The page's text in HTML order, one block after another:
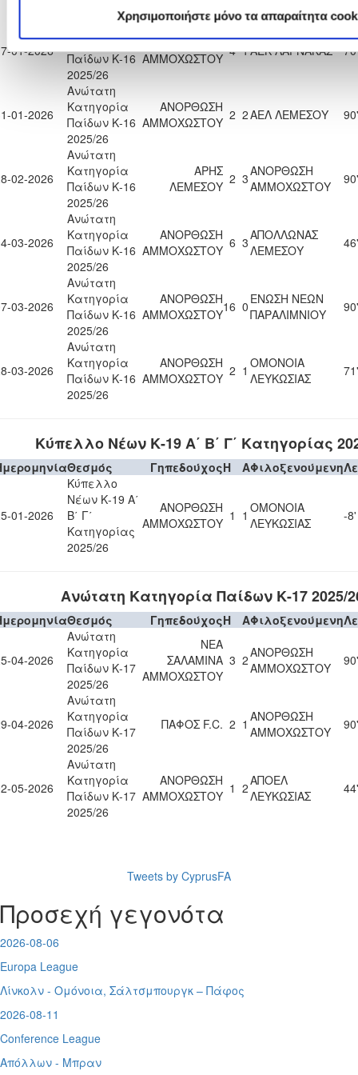
Χρησιμοποιήστε μόνο τα απαραίτητα
01-2026
Κατηγορία
Παίδων Κ-16
2025/26
ΑΝΟΡΘΩΣΗ
ΑΜΜΟΧΩΣΤΟΥ 4 1ΑΕΚ ΛΑΡΝΑΚΑΣ 70'
01-2026
Ανώτατη
Κατηγορία
Παίδων Κ-16
2025/26
ΑΝΟΡΘΩΣΗ
ΑΜΜΟΧΩΣΤΟΥ 2 2ΑΕΛ ΛΕΜΕΣΟΥ 90'
02-2026
Ανώτατη
Κατηγορία
Παίδων Κ-16
2025/26
ΑΡΗΣ
ΛΕΜΕΣΟΥ 2 3ΑΝΟΡΘΩΣΗ
ΑΜΜΟΧΩΣΤΟΥ
90'
03-2026
Ανώτατη
Κατηγορία
Παίδων Κ-16
2025/26
ΑΝΟΡΘΩΣΗ
ΑΜΜΟΧΩΣΤΟΥ 6 3ΑΠΟΛΛΩΝΑΣ
ΛΕΜΕΣΟΥ
46'
03-2026
Ανώτατη
Κατηγορία
Παίδων Κ-16
2025/26
ΑΝΟΡΘΩΣΗ
ΑΜΜΟΧΩΣΤΟΥ16 0 ΕΝΩΣΗ ΝΕΩΝ
ΠΑΡΑΛΙΜΝΙΟΥ
90'
03-2026
Ανώτατη
Κατηγορία
Παίδων Κ-16
2025/26
ΑΝΟΡΘΩΣΗ
ΑΜΜΟΧΩΣΤΟΥ 2 1 ΟΜΟΝΟΙΑ
ΛΕΥΚΩΣΙΑΣ
71'
Κύπελλο Νέων Κ-19 Α΄ Β΄ Γ΄ Κατηγορίας
Θεσμός ΓηπεδούχοςH AΦιλοξενούμενη
01-2026
Κύπελλο
Νέων Κ-19 Α΄
Β΄ Γ΄
Κατηγορίας
2025/26
ΑΝΟΡΘΩΣΗ
ΑΜΜΟΧΩΣΤΟΥ 1 1 ΟΜΟΝΟΙΑ
ΛΕΥΚΩΣΙΑΣ
-8'
Ανώτατη Κατηγορία Παίδων Κ-17 2025/
Θεσμός ΓηπεδούχοςH AΦιλοξενούμενη
04-2026
Ανώτατη
Κατηγορία
Παίδων Κ-17
2025/26
ΝΕΑ
ΣΑΛΑΜΙΝΑ
ΑΜΜΟΧΩΣΤΟΥ
3 2ΑΝΟΡΘΩΣΗ
ΑΜΜΟΧΩΣΤΟΥ
90'
04-2026
Ανώτατη
Κατηγορία
Παίδων Κ-17
2025/26
ΠΑΦΟΣ F.C. 2 1 ΑΝΟΡΘΩΣΗ
ΑΜΜΟΧΩΣΤΟΥ
90'
05-2026
Ανώτατη
Κατηγορία
Παίδων Κ-17
2025/26
ΑΝΟΡΘΩΣΗ
ΑΜΜΟΧΩΣΤΟΥ 1 2ΑΠΟΕΛ
ΛΕΥΚΩΣΙΑΣ
44'
Tweets by CyprusFA
Προσεχή γεγονότα
2026-08-06
Europa League
Λίνκολν - Ομόνοια, Σάλτσμπουργκ – Πάφος
2026-08-11
Conference League
Απόλλων - Μπραν